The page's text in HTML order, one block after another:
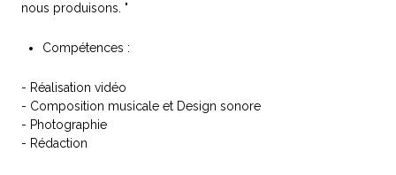
nous produisons. "
Compétences :
- Réalisation vidéo
- Composition musicale et Design sonore
- Photographie
- Rédaction